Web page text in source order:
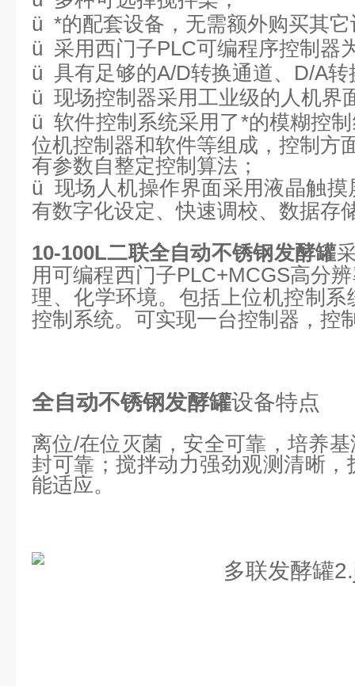
ü *的配套设备，无需额外购买其
ü 采用西门子PLC可编程序控制器
ü 具有足够的A/D转换通道、D/A
ü 现场控制器采用工业级的人机界
ü 软件控制系统采用了*的模糊控
位机控制器和软件等组成，控制方
有参数自整定控制算法；
ü 现场人机操作界面采用液晶触
有数字化设定、快速调校、数据存
10-100L二联全自动不锈钢发酵罐
用可编程西门子PLC+MCGS高分
理、化学环境。包括上位机控制
控制系统。可实现一台控制器，控
全自动不锈钢发酵罐设备特点
离位/在位灭菌，安全可靠，培养
封可靠；搅拌动力强劲观测清晰
能适应。